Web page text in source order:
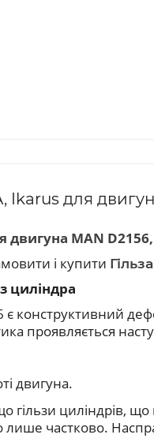
Ikarus для
двигуна MAN D2156,
і купити
циліндра
є конструктивний
проявляється
двигуна.
гільзи циліндрів,
лише частково.